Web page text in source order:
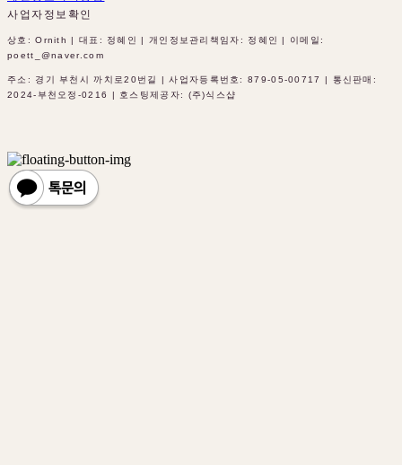
사업자정보확인
상호: Ornith | 대표: 정혜인 | 개인정보관리책임자: 정혜인 | 이메일:
poett_@naver.com
주소: 경기 부천시 까치로20번길 | 사업자등록번호:879-05-00717
| 통신판매:
2024-부천오정-0216
| 호스팅제공자: (주)식스샵